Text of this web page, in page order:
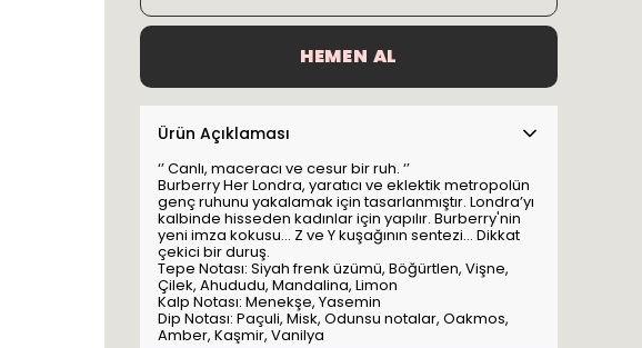
HEMEN AL
Ürün Açıklaması
‘’ Canlı, maceracı ve cesur bir ruh. ‘’
Burberry Her Londra, yaratıcı ve eklektik metropolün
genç ruhunu yakalamak için tasarlanmıştır. Londra’yı
kalbinde hisseden kadınlar için yapılır. Burberry'nin
yeni imza kokusu... Z ve Y kuşağının sentezi... Dikkat
çekici bir duruş.
Tepe Notası: Siyah frenk üzümü, Böğürtlen, Vişne,
Çilek, Ahududu, Mandalina, Limon
Kalp Notası: Menekşe, Yasemin
Dip Notası: Paçuli, Misk, Odunsu notalar, Oakmos,
Amber, Kaşmir, Vanilya